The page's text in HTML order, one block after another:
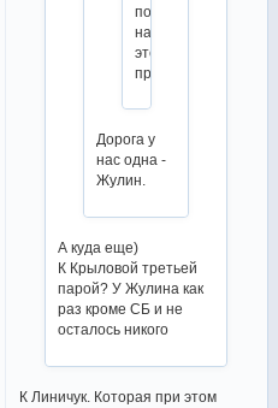
посмотрим,
насколько
это
правда.
Дорога у
нас одна -
Жулин.
А куда еще)
К Крыловой третьей
парой? У Жулина как
раз кроме СБ и не
осталось никого
К Линичук. Которая при этом